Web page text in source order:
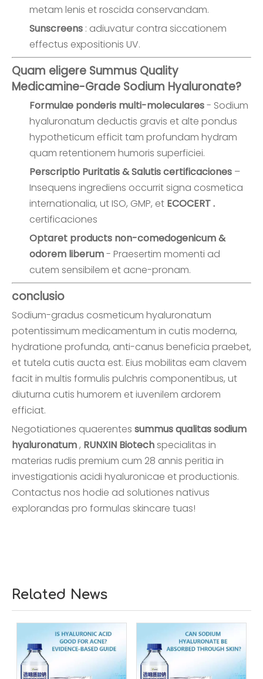
metam lenis et roscida conservandam.
Sunscreens : adiuvatur contra siccationem
effectus expositionis UV.
Quam eligere Summus Quality
Medicamine-Grade Sodium Hyaluronate?
Formulae ponderis multi-moleculares- Sodium
hyaluronatum deductis gravis et alte pondus
hypotheticum efficit tam profundam hydram
quam retentionem humoris superficiei.
Perscriptio Puritatis & Salutis certificaciones –
Insequens ingrediens occurrit signa cosmetica
internationalia, ut ISO, GMP, et ECOCERT .
certificaciones
Optaret products non-comedogenicum &
odorem liberum- Praesertim momenti ad
cutem sensibilem et acne-pronam.
conclusio
Sodium-gradus cosmeticum hyaluronatum
potentissimum medicamentum in cutis moderna,
hydratione profunda, anti-canus beneficia praebet,
et tutela cutis aucta est. Eius mobilitas eam clavem
facit in multis formulis pulchris componentibus, ut
diuturna cutis humorem et iuvenilem ardorem
efficiat.
Negotiationes quaerentes summus qualitas sodium
hyaluronatum, RUNXIN Biotechspecialitas in
materias rudis premium cum 28 annis peritia in
investigationis acidi hyaluronicae et productionis.
Contactus nos hodie ad solutiones nativus
explorandas pro formulas skincare tuas!
Related News